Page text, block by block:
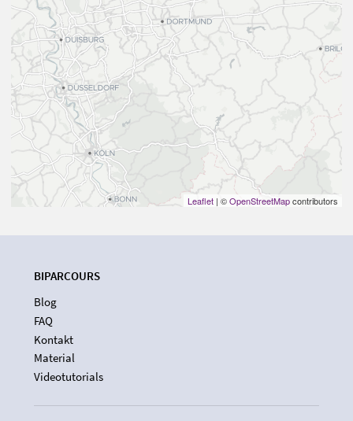
Leaflet | ©OpenStreetMapcontributors
BIPARCOURS
Blog
FAQ
Kontakt
Material
Videotutorials